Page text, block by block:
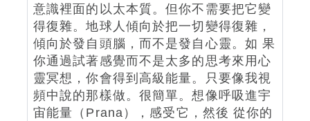
意識裡面的以太本質。但你不需要把它變
得復雜。地球人傾向於把一切變得復雜，
傾向於發自頭腦，而不是發自心靈。如 果
你通過試著感覺而不是太多的思考來用心
靈冥想，你會得到高級能量。只要像我視
頻中說的那樣做。很簡單。想像呼吸進宇
宙能量（Prana），感受它，然後 從你的